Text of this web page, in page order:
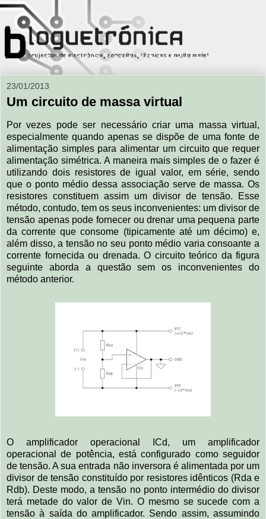
23/01/2013
Um circuito de massa virtual
Por vezes pode ser necessário criar uma massa virtual,
especialmente quando apenas se dispõe de uma fonte de
alimentação simples para alimentar um circuito que requer
alimentação simétrica. A maneira mais simples de o fazer é
utilizando dois resistores de igual valor, em série, sendo
que o ponto médio dessa associação serve de massa. Os
resistores constituem assim um divisor de tensão. Esse
método, contudo, tem os seus inconvenientes: um divisor de
tensão apenas pode fornecer ou drenar uma pequena parte
da corrente que consome (tipicamente até um décimo) e,
além disso, a tensão no seu ponto médio varia consoante a
corrente fornecida ou drenada. O circuito teórico da figura
seguinte aborda a questão sem os inconvenientes do
método anterior.
O amplificador operacional ICd, um amplificador
operacional de potência, está configurado como seguidor
de tensão. A sua entrada não inversora é alimentada por um
divisor de tensão constituído por resistores idênticos (Rda e
Rdb). Deste modo, a tensão no ponto intermédio do divisor
terá metade do valor de Vin. O mesmo se sucede com a
tensão à saída do amplificador. Sendo assim, assumindo